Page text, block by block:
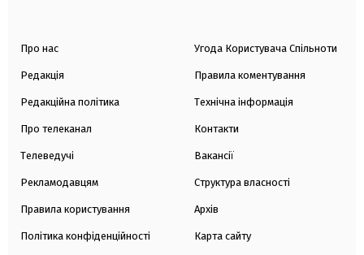
Про нас
Редакція
Редакційна політика
Про телеканал
Телеведучі
Рекламодавцям
Правила користування
Політика конфіденційності
Угода Користувача Спільноти
Правила коментування
Технічна інформація
Контакти
Вакансії
Структура власності
Архів
Карта сайту